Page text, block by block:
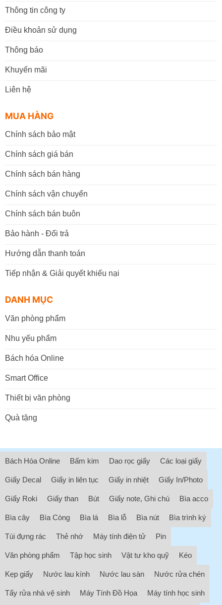
Thông tin công ty
Điều khoản sử dụng
Thông báo
Khuyến mãi
Liên hệ
MUA HÀNG
Chính sách bảo mật
Chính sách giá bán
Chính sách bán hàng
Chính sách vận chuyển
Chính sách bán buôn
Bảo hành - Đổi trả
Hướng dẫn thanh toán
Tiếp nhận & Giải quyết khiếu nại
DANH MỤC
Văn phòng phẩm
Nhu yếu phẩm
Bách hóa Online
Smart Office
Thiết bị văn phòng
Quà tặng
Bách Hóa Online Bấm kim Dao rọc giấy Các loại giấy
Giấy Decal Giấy in liên tục Giấy in nhiệt Giấy In/Photo
Giấy Roki Giấy than Bút Giấy note, Ghi chú Bìa acco
Bìa cây Bìa Còng Bìa lá Bìa lỗ Bìa nút Bìa trình ký
Túi đựng rác Thẻ nhớ Máy tính điện tử Pin
Văn phòng phẩm Tập học sinh Vật tư kho quỹ Kéo
Kẹp giấy Nước lau kính Nước lau sàn Nước rửa chén
Tẩy rửa nhà vệ sinh Máy Tính Đồ Họa Máy tính học sinh